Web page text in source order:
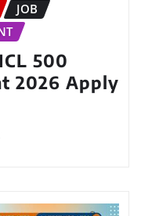
JOB
500
2026 Apply